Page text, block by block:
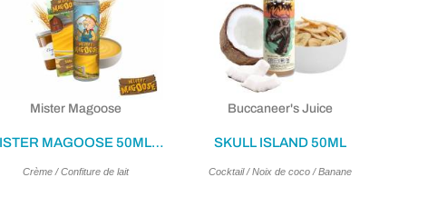
Mister Magoose
MISTER MAGOOSE 50ML - 0MG
Crème / Confiture de lait
Buccaneer's Juice
SKULL ISLAND 50ML
Cocktail / Noix de coco / Banane